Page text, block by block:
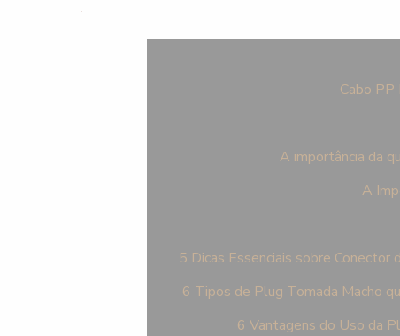
Cabo PP
A importância da
A
5 Dicas Essenciais sobre Conector
6 Tipos de Plug Tomada Macho
6 Vantagens do Uso da